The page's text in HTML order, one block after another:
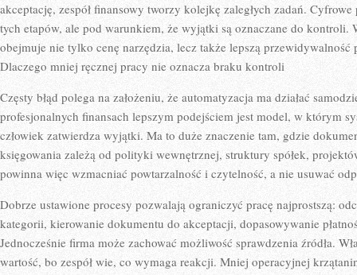
akceptację, zespół finansowy tworzy kolejkę zaległych zadań.
tych etapów, ale pod warunkiem, że wyjątki są oznaczane do kontroli.
obejmuje nie tylko cenę narzędzia, lecz także lepszą przewidywalność
Dlaczego mniej ręcznej pracy nie oznacza braku kontroli
Częsty błąd polega na założeniu, że automatyzacja ma działać
profesjonalnych finansach lepszym podejściem jest model, w którym
człowiek zatwierdza wyjątki. Ma to duże znaczenie tam, gdzie
księgowania zależą od polityki wewnętrznej, struktury spółek,
powinna więc wzmacniać powtarzalność i czytelność, a nie usuwać
Dobrze ustawione procesy pozwalają ograniczyć pracę najprostszą:
kategorii, kierowanie dokumentu do akceptacji, dopasowywanie
Jednocześnie firma może zachować możliwość sprawdzenia źródła.
wartość, bo zespół wie, co wymaga reakcji. Mniej operacyjnej